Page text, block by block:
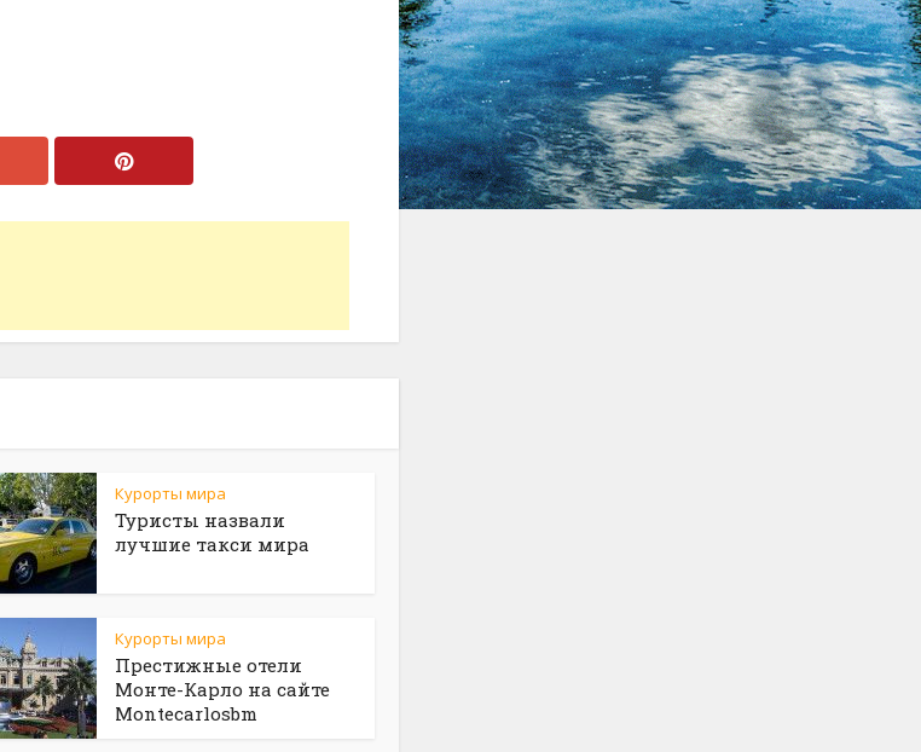
Курорты мира
Туристы назвали
лучшие такси мира
Курорты мира
Престижные отели
Монте-Карло на сайте
Мontecarlosbm